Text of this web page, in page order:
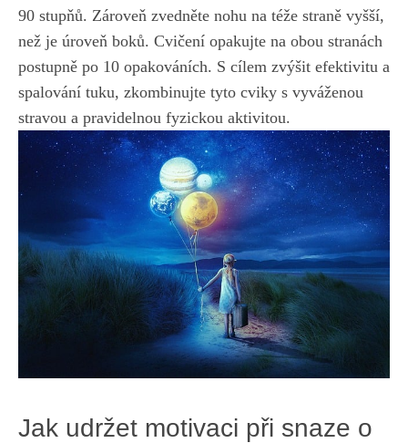
‌90⁤ stupňů. Zároveň zvedněte‌ nohu na téže straně vyšší,
než ‍je úroveň⁤ boků. ⁣Cvičení opakujte na obou‍ stranách
postupně ‌po⁤ 10 opakováních. ‌S cílem zvýšit efektivitu ⁤a
spalování tuku, zkombinujte tyto⁢ cviky s ​vyváženou
stravou a pravidelnou ‍fyzickou aktivitou.
Jak udržet motivaci při snaze ⁢o